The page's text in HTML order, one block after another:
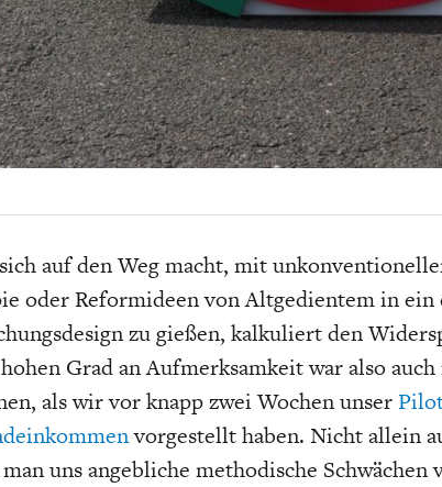
DIE POSITIONEN DER
WIRTSCHAFTSWEISEN
USA
auf den Weg macht, mit
oder Reformideen von Altgedientem in ein
zu gießen, kalkuliert den
Grad an Aufmerksamkeit war also
als wir vor knapp zwei Wochen unser
vorgestellt haben. Nicht allein
uns angebliche methodische Schwächen